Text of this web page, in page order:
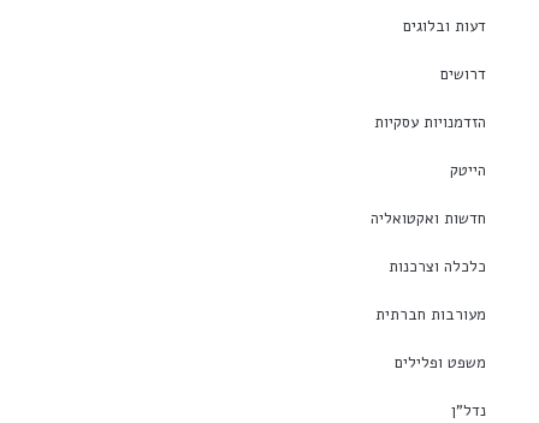
דעות ובלוגים
דרושים
הזדמנויות עסקיות
הייטק
חדשות ואקטואליה
כלכלה וצרכנות
מעורבות חברתית
משפט ופלילים
נדל"ן